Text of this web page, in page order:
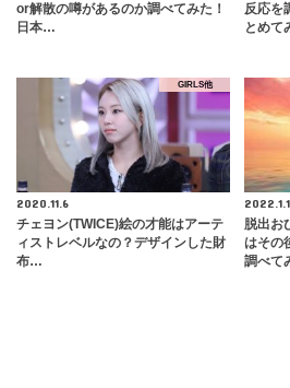
or解散の噂があるのか調べてみた！
日本…
反応を
とめて
GIRLS他
2020.11.6
チェヨン(TWICE)絵の才能はアーテ
ィストレベルなの？デザインした財
布…
脱出お
はその
調べて